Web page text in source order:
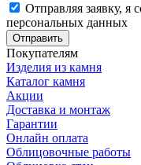
Отправляя заявку, я
персональных данных
Отправить
Покупателям
Изделия из камня
Каталог камня
Акции
Доставка и монтаж
Гарантии
Онлайн оплата
Облицовочные работы